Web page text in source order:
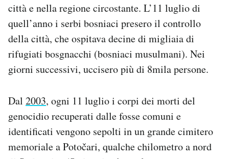
Area Personale
Newsletter
Notifiche mobile
Regala il Post
Hai bisogno di aiuto?
città e nella regione circostante. L’11 luglio di
quell’anno i serbi bosniaci presero il controllo
della città, che ospitava decine di migliaia di
rifugiati bosgnacchi (bosniaci musulmani). Nei
giorni successivi, uccisero più di 8mila persone.
Dal 2003, ogni 11 luglio i corpi dei morti del
genocidio recuperati dalle fosse comuni e
identificati vengono sepolti in un grande cimitero
memoriale a Potočari, qualche chilometro a nord